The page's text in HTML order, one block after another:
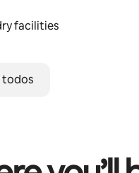
facilities
todos